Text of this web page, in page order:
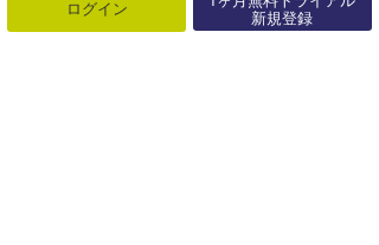
ログイン 新規登録